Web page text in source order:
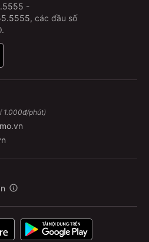
-
, các đầu số
1.000đ/phút)